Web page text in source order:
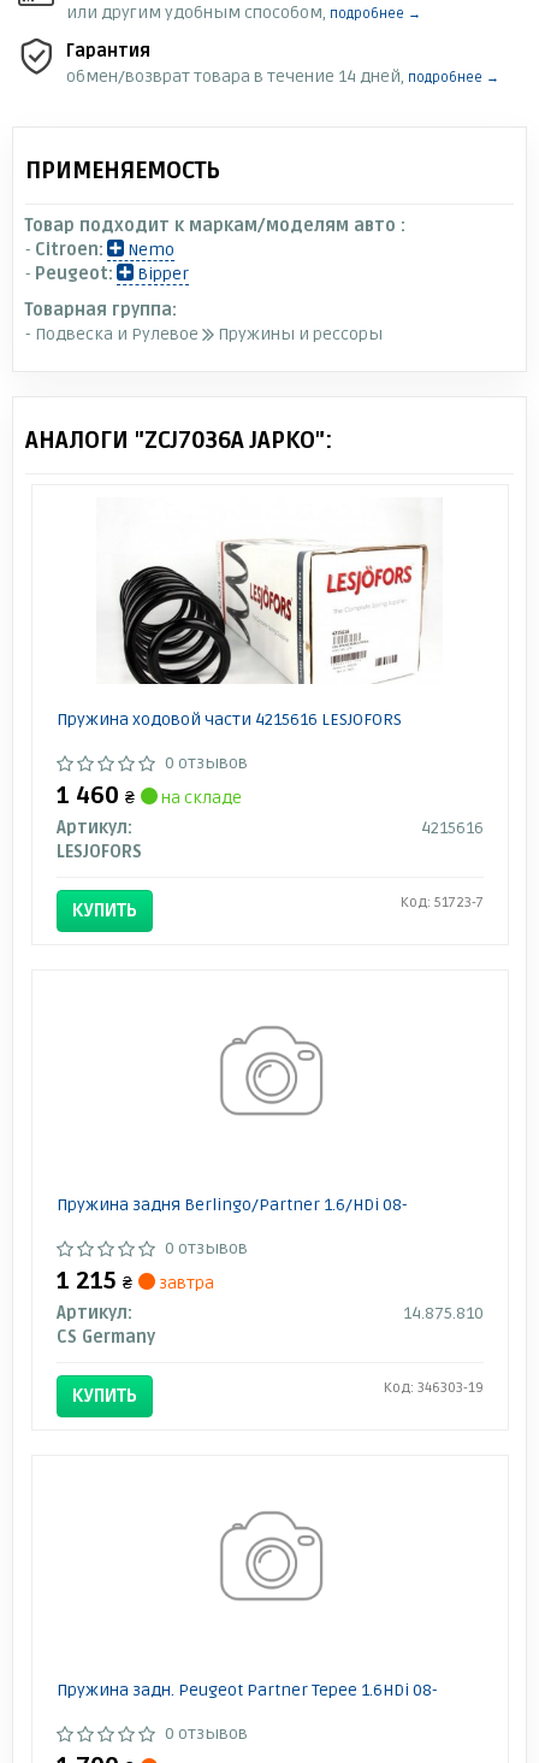
или другим удобным способом, подробнее →
Гарантия
обмен/возврат товара в течение 14 дней, подробнее →
ПРИМЕНЯЕМОСТЬ
Товар подходит к маркам/моделям авто :
- Citroen:
Nemo
- Peugeot:
Bipper
Товарная группа:
- Подвеска и Рулевое
Пружины и рессоры
АНАЛОГИ "ZCJ7036A JAPKO":
Пружина ходовой части 4215616 LESJOFORS
0 отзывов
1 460 ₴
на складе
Артикул:
4215616
LESJOFORS
КУПИТЬ Код: 51723-7
Пружина задня Berlingo/Partner 1.6/HDi 08-
0 отзывов
1 215 ₴
завтра
Артикул:
14.875.810
CS Germany
КУПИТЬ Код: 346303-19
Пружина задн. Peugeot Partner Tepee 1.6HDi 08-
0 отзывов